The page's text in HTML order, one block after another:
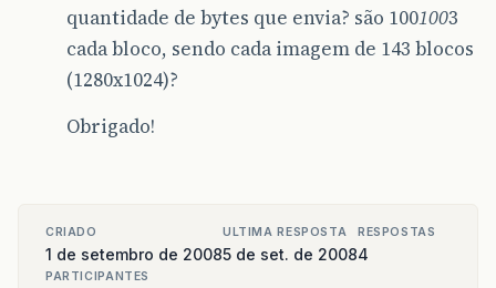
quantidade de bytes que envia? são 1001003
cada bloco, sendo cada imagem de 143 blocos
(1280x1024)?
Obrigado!
CRIADO
1 de setembro de 2008
ULTIMA RESPOSTA
5 de set. de 2008
RESPOSTAS
4
PARTICIPANTES